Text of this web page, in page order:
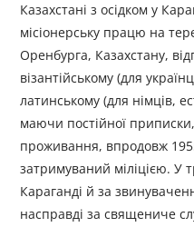
Казахстані з осідком у
місіонерську працю на
Оренбурга, Казахстану,
візантійському (для
латинському (для німців,
маючи постійної
проживання, впродовж
затримуваний міліцією. У
Караганді й за
насправді за священиче